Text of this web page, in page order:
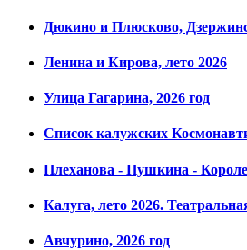
Дюкино и Плюсково,
Ленина и Кирова, лето 2026
Улица Гагарина, 2026 год
Список калужских
Плеханова - Пушкина -
Калуга, лето 2026.
Авчурино, 2026 год